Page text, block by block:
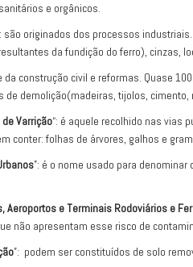
e orgânicos.
são originados dos processos
da fundição do ferro), cinzas,
da construção civil e reformas. Quase
de demolição(madeiras, tijolos,
de Varrição“: é aquele recolhido nas vias
conter: folhas de árvores, galhos e
”: é o nome usado para
Aeroportos e Terminais Rodoviários e
não apresentam esse risco de
”: podem ser constituídos de solo